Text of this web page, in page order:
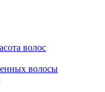
волос
волосы